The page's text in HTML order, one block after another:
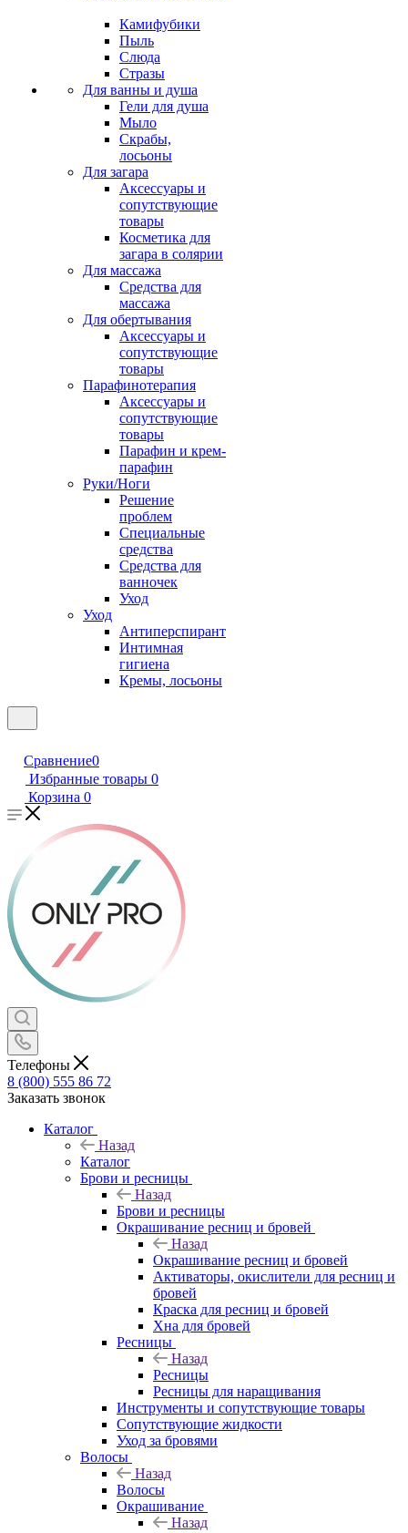
Камифубики
Пыль
Слюда
Стразы
Для ванны и душа
Гели для душа
Мыло
Скрабы,
лосьоны
Для загара
Аксессуары и
сопутствующие
товары
Косметика для
загара в солярии
Для массажа
Средства для
массажа
Для обертывания
Аксессуары и
сопутствующие
товары
Парафинотерапия
Аксессуары и
сопутствующие
товары
Парафин и крем-
парафин
Руки/Ноги
Решение
проблем
Специальные
средства
Средства для
ванночек
Уход
Уход
Антиперспирант
Интимная
гигиена
Кремы, лосьоны
Сравнение0
Избранные товары 0
Корзина 0
Телефоны
8 (800) 555 86 72
Заказать звонок
Каталог
Назад
Каталог
Брови и ресницы
Назад
Брови и ресницы
Окрашивание ресниц и бровей
Назад
Окрашивание ресниц и бровей
Активаторы, окислители для ресниц и
бровей
Краска для ресниц и бровей
Хна для бровей
Ресницы
Назад
Ресницы
Ресницы для наращивания
Инструменты и сопутствующие товары
Сопутствующие жидкости
Уход за бровями
Волосы
Назад
Волосы
Окрашивание
Назад